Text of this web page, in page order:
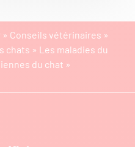
» Conseils vétérinaires »
chats » Les maladies du
du chat »